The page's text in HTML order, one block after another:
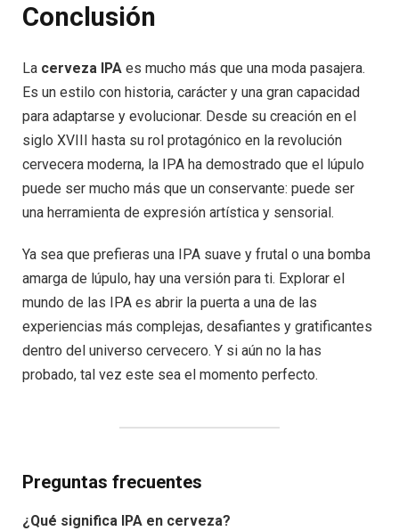
Conclusión
La cerveza IPA es mucho más que una moda pasajera.
Es un estilo con historia, carácter y una gran capacidad
para adaptarse y evolucionar. Desde su creación en el
siglo XVIII hasta su rol protagónico en la revolución
cervecera moderna, la IPA ha demostrado que el lúpulo
puede ser mucho más que un conservante: puede ser
una herramienta de expresión artística y sensorial.
Ya sea que prefieras una IPA suave y frutal o una bomba
amarga de lúpulo, hay una versión para ti. Explorar el
mundo de las IPA es abrir la puerta a una de las
experiencias más complejas, desafiantes y gratificantes
dentro del universo cervecero. Y si aún no la has
probado, tal vez este sea el momento perfecto.
Preguntas frecuentes
¿Qué significa IPA en cerveza?